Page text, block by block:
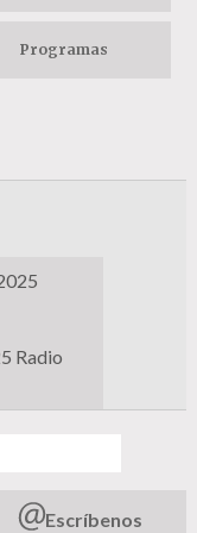
Programas
Radio
Escríbenos